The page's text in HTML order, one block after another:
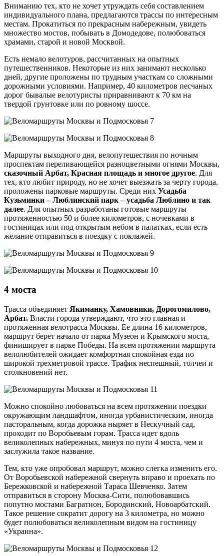
Вниманию тех, кто не хочет утруждать себя составлением
индивидуального плана, предлагаются трассы по интересным
местам. Прокатиться по прекрасным набережным, увидеть
множество мостов, побывать в Домодедове, полюбоваться
храмами, старой и новой Москвой.
Есть немало велотуров, рассчитанных на опытных
путешественников. Некоторые из них занимают несколько
дней, другие проложены по трудным участкам со сложными
дорожными условиями. Например, 40 километров песчаных
дорог бывалые велотуристы приравнивают к 70 км на
твердой грунтовке или по ровному шоссе.
Маршруты выходного дня, велопутешествия по ночным
проспектам переливающейся разноцветными огнями Москвы,
сказочный Арбат, Красная площадь и многое другое. Для
тех, кто любит природу, но не хочет выезжать за черту города,
проложены парковые маршруты. Среди них Усадьба
Кузьминки – Люблинский парк – усадьба Люблино и так
далее. Для опытных разработаны готовые маршруты
протяженностью 50 и более километров, с ночевками в
гостиницах или под открытым небом в палатках, если есть
желание отправиться в поездку с поклажей.
4 моста
Трасса объединяет Якиманку, Хамовники, Дорогомилово,
Арбат. Власти города утверждают, что это главная и
протяженная велотрасса Москвы. Ее длина 16 километров,
маршрут берет начало от парка Музеон и Крымского моста,
финиширует в парке Победы. На всем протяжении маршрута
велолюбителей ожидает комфортная спокойная езда по
широкой трехметровой трассе. Трафик неспешный, толчеи и
столкновений нет.
Можно спокойно любоваться на всем протяжении поездки
окружающим ландшафтом, иногда урбанистическим, иногда
пасторальным, когда дорожка ныряет в Нескучный сад,
проходит по Воробьевым горам. Трасса идет вдоль
великолепных набережных, минуя по пути 4 моста, чем и
заслужила такое название.
Тем, кто уже опробовал маршрут, можно слегка изменить его.
От Воробьевской набережной свернуть вправо и проехать по
Бережковской и набережной Тараса Шевченко. Затем
отправиться в сторону Москва-Сити, полюбовавшись
попутно мостами Багратион, Бородинский, Новоарбатский.
Такое решение сократит дорогу на 3 километра, но можно
будет полюбоваться великолепным видом на гостиницу
«Украина».